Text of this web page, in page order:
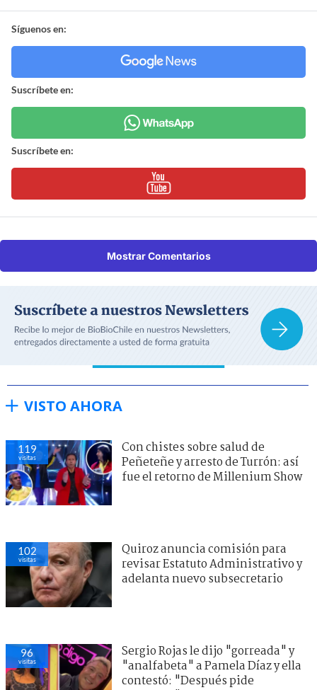
Síguenos en:
Suscríbete en:
Suscríbete en:
Mostrar Comentarios
VISTO AHORA
119
visitas
Con chistes sobre salud de
Peñeteñe y arresto de Turrón: así
fue el retorno de Millenium Show
102
visitas
Quiroz anuncia comisión para
revisar Estatuto Administrativo y
adelanta nuevo subsecretario
96
visitas
Sergio Rojas le dijo "gorreada" y
"analfabeta" a Pamela Díaz y ella
contestó: "Después pide